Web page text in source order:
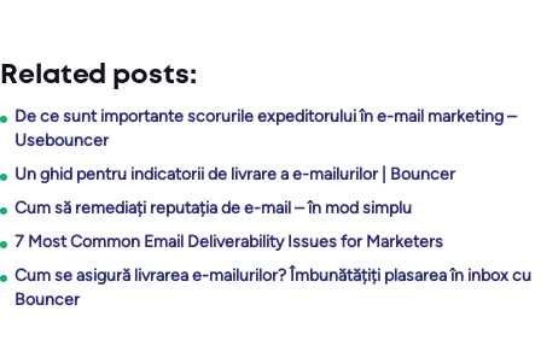
Related posts:
De ce sunt importante scorurile expeditorului în e-mail marketing –
Usebouncer
Un ghid pentru indicatorii de livrare a e-mailurilor | Bouncer
Cum să remediați reputația de e-mail – în mod simplu
7 Most Common Email Deliverability Issues for Marketers
Cum se asigură livrarea e-mailurilor? Îmbunătățiți plasarea în inbox cu
Bouncer